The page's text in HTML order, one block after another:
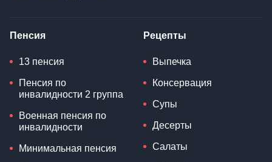
Пенсия
13 пенсия
Пенсия по
инвалидности 2 группа
Военная пенсия по
инвалидности
Минимальная пенсия
Рецепты
Выпечка
Консервация
Супы
Десерты
Салаты